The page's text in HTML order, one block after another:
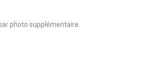
photo supplémentaire.